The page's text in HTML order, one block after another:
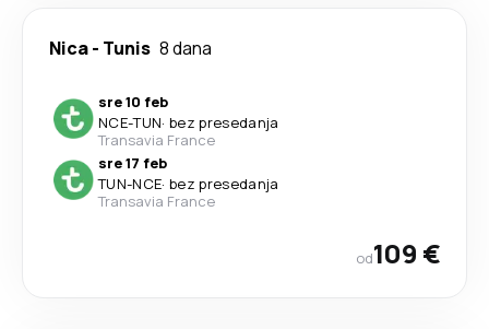
Nica- Tunis 8 dana
sre 10 feb
NCE-TUN· bez presedanja
Transavia France
sre 17 feb
TUN-NCE· bez presedanja
Transavia France
od109 €